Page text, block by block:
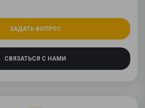
ЗАДАТЬ ВОПРОС
СВЯЗАТЬСЯ С НАМИ